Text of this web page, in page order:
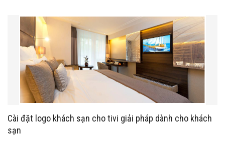
hơn,đem nhiều nội dung mới đến với người dùng hơn? Màn hình
quảng cáo LCD chân đứng sẽ là giải pháp hữu dụng nhất hiện nay.
Cài đặt logo khách sạn cho tivi giải pháp dành cho khách
sạn